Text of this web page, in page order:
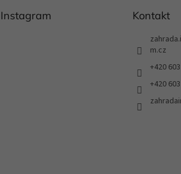
Instagram Kontakt
m.cz
+420
+420